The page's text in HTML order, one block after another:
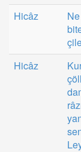
Hicâz
Hicâz